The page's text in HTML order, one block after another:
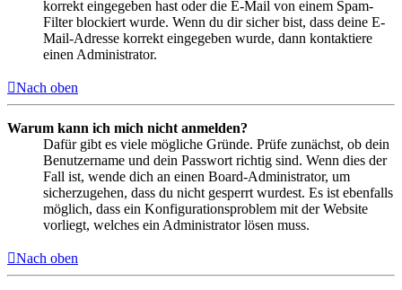
korrekt eingegeben hast oder die E-Mail von einem Spam-
Filter blockiert wurde. Wenn du dir sicher bist, dass deine E-
Mail-Adresse korrekt eingegeben wurde, dann kontaktiere
einen Administrator.
Nach oben
Warum kann ich mich nicht anmelden?
Dafür gibt es viele mögliche Gründe. Prüfe zunächst, ob dein
Benutzername und dein Passwort richtig sind. Wenn dies der
Fall ist, wende dich an einen Board-Administrator, um
sicherzugehen, dass du nicht gesperrt wurdest. Es ist ebenfalls
möglich, dass ein Konfigurationsproblem mit der Website
vorliegt, welches ein Administrator lösen muss.
Nach oben